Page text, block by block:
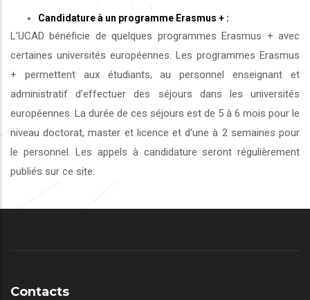
Candidature à un programme Erasmus + :
L’UCAD bénéficie de quelques programmes Erasmus + avec
certaines universités européennes. Les programmes Erasmus
+ permettent aux étudiants, au personnel enseignant et
administratif d’effectuer des séjours dans les universités
européennes. La durée de ces séjours est de 5 à 6 mois pour le
niveau doctorat, master et licence et d’une à 2 semaines pour
le personnel. Les appels à candidature seront régulièrement
publiés sur ce site.
Contacts